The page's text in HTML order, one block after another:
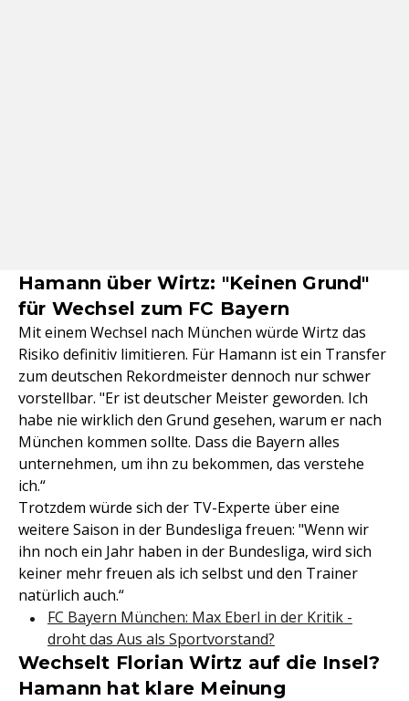
Hamann über Wirtz: "Keinen Grund"
für Wechsel zum FC Bayern
Mit einem Wechsel nach München würde Wirtz das
Risiko definitiv limitieren. Für Hamann ist ein Transfer
zum deutschen Rekordmeister dennoch nur schwer
vorstellbar. "Er ist deutscher Meister geworden. Ich
habe nie wirklich den Grund gesehen, warum er nach
München kommen sollte. Dass die Bayern alles
unternehmen, um ihn zu bekommen, das verstehe
ich.“
Trotzdem würde sich der TV-Experte über eine
weitere Saison in der Bundesliga freuen: "Wenn wir
ihn noch ein Jahr haben in der Bundesliga, wird sich
keiner mehr freuen als ich selbst und den Trainer
natürlich auch.“
FC Bayern München: Max Eberl in der Kritik -
droht das Aus als Sportvorstand?
Wechselt Florian Wirtz auf die Insel?
Hamann hat klare Meinung